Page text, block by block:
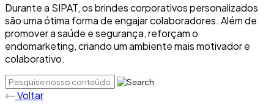
Durante a SIPAT, os brindes corporativos personalizados
são uma ótima forma de engajar colaboradores. Além de
promover a saúde e segurança, reforçam o
endomarketing, criando um ambiente mais motivador e
colaborativo.
Voltar